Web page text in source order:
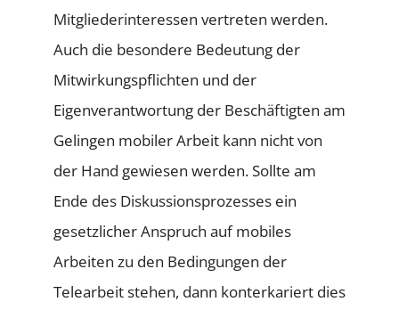
Mitgliederinteressen vertreten werden.
Auch die besondere Bedeutung der
Mitwirkungspflichten und der
Eigenverantwortung der Beschäftigten am
Gelingen mobiler Arbeit kann nicht von
der Hand gewiesen werden. Sollte am
Ende des Diskussionsprozesses ein
gesetzlicher Anspruch auf mobiles
Arbeiten zu den Bedingungen der
Telearbeit stehen, dann konterkariert dies